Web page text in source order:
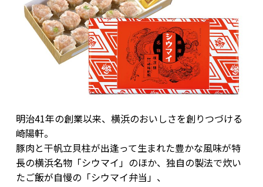
明治41年の創業以来、横浜のおいしさを創りつづける
崎陽軒。
豚肉と干帆立貝柱が出逢って生まれた豊かな風味が特
長の横浜名物「シウマイ」のほか、独自の製法で炊い
たご飯が自慢の「シウマイ弁当」、